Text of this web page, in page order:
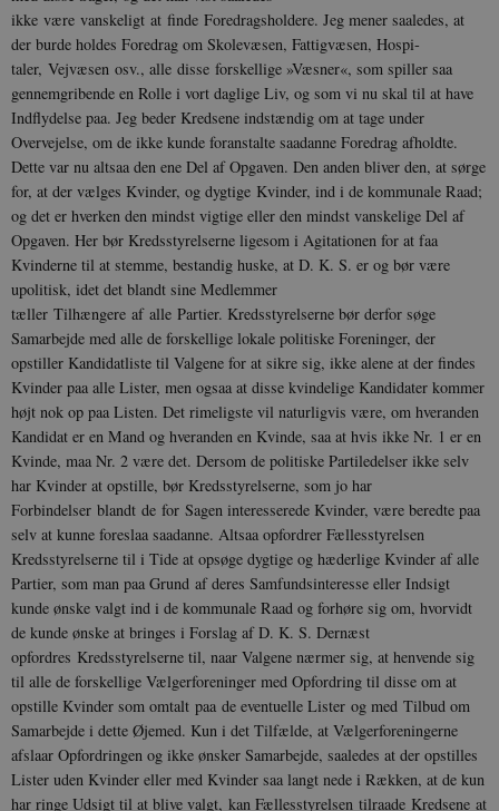
ikke være vanskeligt at finde Foredragshol­dere. Jeg mener saaledes, at
der burde holdes Foredrag om Skolevæsen, Fattigvæsen, Hospi­
taler, Vejvæsen osv., alle disse forskellige »Væsner«, som spiller saa
gennemgribende en Rolle i vort daglige Liv, og som vi nu skal til at have
Indflydelse paa. Jeg beder Kredsene indstændig om at tage under
Overvejelse, om de ikke kunde foranstalte saadanne Foredrag afholdte.
Dette var nu altsaa den ene Del af Opgaven. Den anden bliver den, at sørge
for, at der vælges Kvinder, og dygtige Kvinder, ind i de kommunale Raad;
og det er hverken den mindst vigtige eller den mindst vanske­lige Del af
Opgaven. Her bør Kredsstyrelserne ligesom i Agitationen for at faa
Kvinderne til at stemme, bestandig huske, at D. K. S. er og bør være
upolitisk, idet det blandt sine Med­lemmer
tæller Tilhængere af alle Partier. Kredsstyrelserne bør derfor søge
Samarbejde med alle de forskellige lokale politiske For­eninger, der
opstiller Kandidatliste til Valgene for at sikre sig, ikke alene at der findes
Kvinder paa alle Lister, men ogsaa at disse kvin­delige Kandidater kommer
højt nok op paa Listen. Det rimeligste vil naturligvis være, om hveranden
Kandidat er en Mand og hveranden en Kvinde, saa at hvis ikke Nr. 1 er en
Kvinde, maa Nr. 2 være det. Dersom de po­litiske Partiledelser ikke selv
har Kvinder at opstille, bør Kredsstyrelserne, som jo har
Forbindelser blandt de for Sagen interesserede Kvinder, være beredte paa
selv at kunne foreslaa saadanne. Altsaa opfordrer Fællesstyrelsen
Kredsstyrelserne til i Tide at opsøge dyg­tige og hæderlige Kvinder af alle
Partier, som man paa Grund af deres Samfundsinteresse eller Indsigt
kunde ønske valgt ind i de kom­munale Raad og forhøre sig om, hvorvidt
de kunde ønske at bringes i Forslag af D. K. S. Dernæst
opfordres Kredsstyrelserne til, naar Valgene nærmer sig, at henvende sig
til alle de forskellige Vælgerforeninger med Opfor­dring til disse om at
opstille Kvinder som om­talt paa de eventuelle Lister og med Til­bud om
Samarbejde i dette Øjemed. Kun i det Tilfælde, at Vælgerforeningerne
afslaar Op­fordringen og ikke ønsker Samarbejde, saale­des at der opstilles
Lister uden Kvinder eller med Kvinder saa langt nede i Rækken, at de kun
har ringe Udsigt til at blive valgt, kan Fællesstyrelsen tilraade Kredsene at